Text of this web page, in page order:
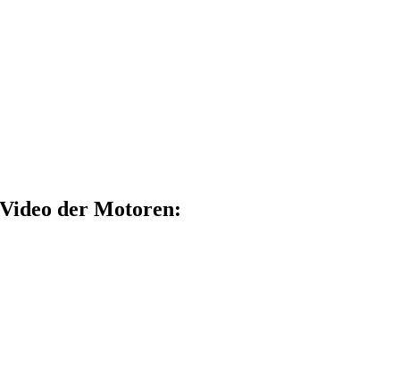
Video der Motoren: